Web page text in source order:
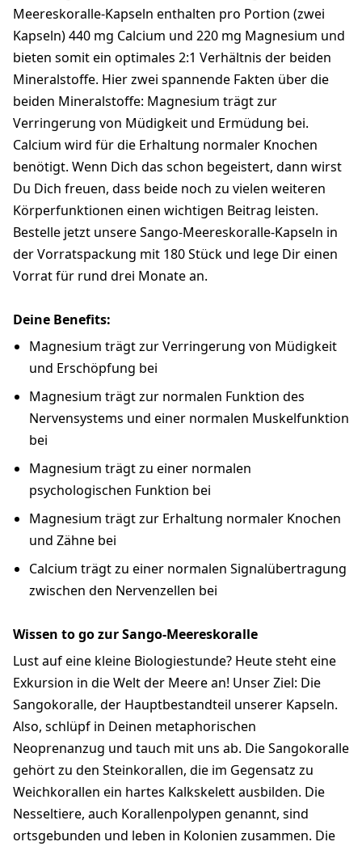
Meereskoralle-Kapseln enthalten pro Portion (zwei
Kapseln) 440 mg Calcium und 220 mg Magnesium und
bieten somit ein optimales 2:1 Verhältnis der beiden
Mineralstoffe. Hier zwei spannende Fakten über die
beiden Mineralstoffe: Magnesium trägt zur
Verringerung von Müdigkeit und Ermüdung bei.
Calcium wird für die Erhaltung normaler Knochen
benötigt. Wenn Dich das schon begeistert, dann wirst
Du Dich freuen, dass beide noch zu vielen weiteren
Körperfunktionen einen wichtigen Beitrag leisten.
Bestelle jetzt unsere Sango-Meereskoralle-Kapseln in
der Vorratspackung mit 180 Stück und lege Dir einen
Vorrat für rund drei Monate an.
Deine Benefits:
Magnesium trägt zur Verringerung von Müdigkeit
und Erschöpfung bei
Magnesium trägt zur normalen Funktion des
Nervensystems und einer normalen Muskelfunktion
bei
Magnesium trägt zu einer normalen
psychologischen Funktion bei
Magnesium trägt zur Erhaltung normaler Knochen
und Zähne bei
Calcium trägt zu einer normalen Signalübertragung
zwischen den Nervenzellen bei
Wissen to go zur Sango-Meereskoralle
Lust auf eine kleine Biologiestunde? Heute steht eine
Exkursion in die Welt der Meere an! Unser Ziel: Die
Sangokoralle, der Hauptbestandteil unserer Kapseln.
Also, schlüpf in Deinen metaphorischen
Neoprenanzug und tauch mit uns ab. Die Sangokoralle
gehört zu den Steinkorallen, die im Gegensatz zu
Weichkorallen ein hartes Kalkskelett ausbilden. Die
Nesseltiere, auch Korallenpolypen genannt, sind
ortsgebunden und leben in Kolonien zusammen. Die